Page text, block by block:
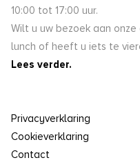
10:00 tot 17:00 uur.
Wilt u uw bezoek aan
lunch of heeft u iets te
Lees verder.
Privacyverklaring
Cookieverklaring
Contact